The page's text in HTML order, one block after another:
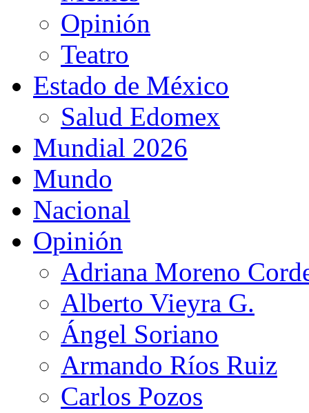
Opinión
Teatro
Estado de México
Salud Edomex
Mundial 2026
Mundo
Nacional
Opinión
Adriana Moreno
Alberto Vieyra G.
Ángel Soriano
Armando Ríos Ruiz
Carlos Pozos